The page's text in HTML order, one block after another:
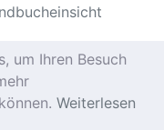
um Ihren Besuch
Weiterlesen